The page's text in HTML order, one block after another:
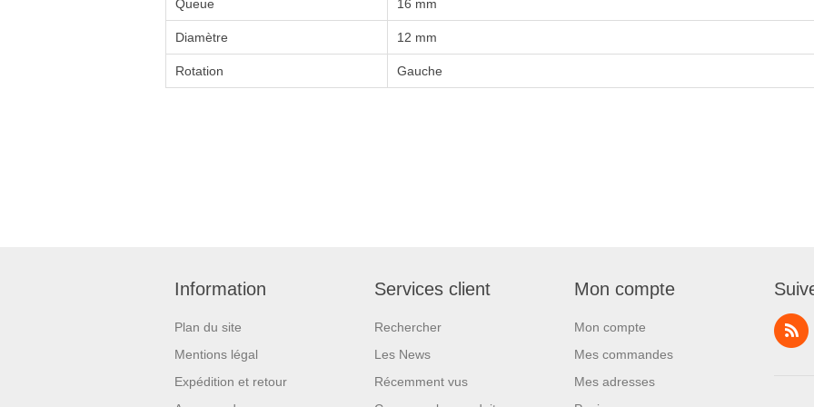
Queue 16 mm
Diamètre 12 mm
Rotation Gauche
Information
Plan du site
Mentions légal
Expédition et retour
Services client
Rechercher
Les News
Récemment vus
Mon compte
Mon compte
Mes commandes
Mes adresses